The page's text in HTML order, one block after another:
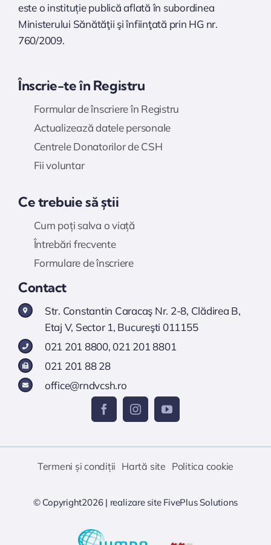
este o instituție publică aflată în subordinea
Ministerului Sănătăţii şi înfiinţată prin HG nr.
760/2009.
Înscrie-te în Registru
Formular de înscriere în Registru
Actualizează datele personale
Centrele Donatorilor de CSH
Fii voluntar
Ce trebuie să știi
Cum poți salva o viață
Întrebări frecvente
Formulare de înscriere
Contact
Str. Constantin Caracaş Nr. 2-8, Clădirea B,
Etaj V, Sector 1, Bucureşti 011155
021 201 8800, 021 201 8801
021 201 88 28
office@rndvcsh.ro
Termeni și condiții Hartă site Politica cookie
© Copyright2026 | realizare site FivePlus Solutions